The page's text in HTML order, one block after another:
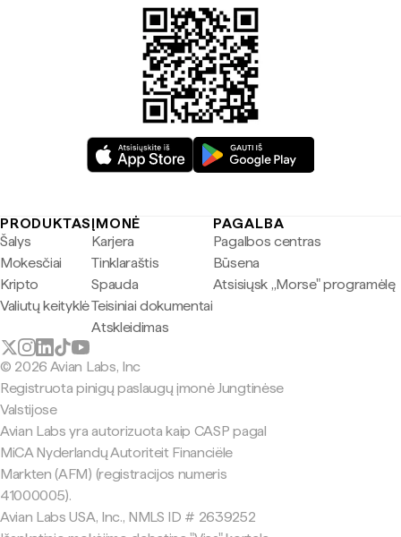
PRODUKTAS
Šalys
Mokesčiai
Kripto
Valiutų keityklė
ĮMONĖ
Karjera
Tinklaraštis
Spauda
Teisiniai dokumentai
Atskleidimas
PAGALBA
Pagalbos centras
Būsena
Atsisiųsk „Morse" programėlę
© 2026 Avian Labs, Inc
Registruota pinigų paslaugų įmonė Jungtinėse
Valstijose
Avian Labs yra autorizuota kaip CASP pagal
MiCA Nyderlandų Autoriteit Financiële
Markten (AFM) (registracijos numeris
41000005).
Avian Labs USA, Inc., NMLS ID # 2639252